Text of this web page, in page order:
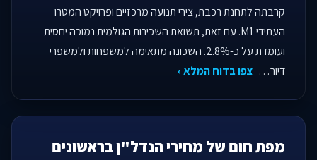
קרבתה לתחנת רכבת, צירי תנועה מרכזיים ופרויקט המטרו
העתידי M1. עם זאת, תשואת השכירות הגולמית נמוכה יחסית
ועומדת על כ-2.8%. השכונה מתאימה למשפחות ולמשפרי
דיור… צפו בדוח המלא ›
מפת חום של מחירי הנדל"ן בראשונים